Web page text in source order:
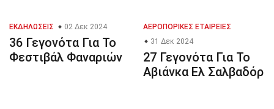
ΕΚΔΗΛΏΣΕΙΣ 02 Δεκ 2024
36 Γεγονότα Για Το
Φεστιβάλ Φαναριών
ΑΕΡΟΠΟΡΙΚΈΣ ΕΤΑΙΡΕΊΕΣ
31 Δεκ 2024
27 Γεγονότα Για Το
Αβιάνκα Ελ Σαλβαδόρ